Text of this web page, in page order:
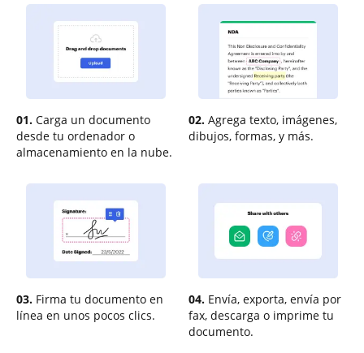
01. Carga un documento
desde tu ordenador o
almacenamiento en la nube.
02. Agrega texto, imágenes,
dibujos, formas, y más.
03. Firma tu documento en
línea en unos pocos clics.
04. Envía, exporta, envía por
fax, descarga o imprime tu
documento.